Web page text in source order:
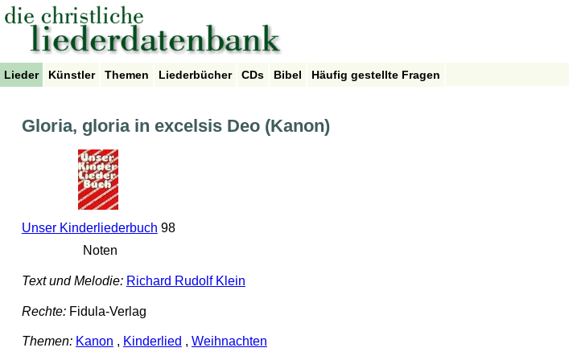
Lieder Künstler Themen Liederbücher CDs Bibel Häufig gestellte Fragen
Gloria, gloria in excelsis Deo (Kanon)
Unser Kinderliederbuch 98
Noten
Text und Melodie: Richard Rudolf Klein
Rechte:Fidula-Verlag
Themen: Kanon , Kinderlied , Weihnachten